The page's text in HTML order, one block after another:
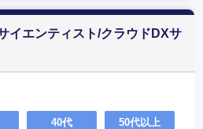
イエンティスト/クラウドDXサ
40代 50代以上